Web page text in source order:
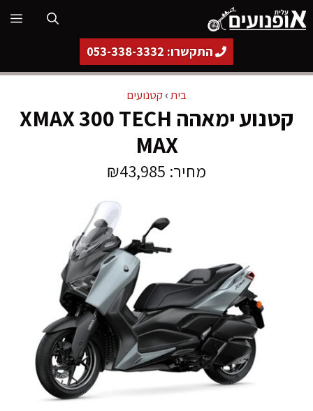
לדלג
לתוכן
התקשרו: 053-338-3332
בית›קטנועים
קטנוע ימאהה XMAX 300 TECH
MAX
מחיר: ₪43,985